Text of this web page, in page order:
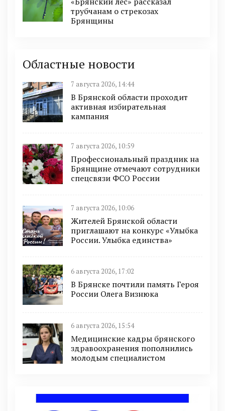
трубчанам о стрекозах
Брянщины
Областные новости
7 августа 2026, 14:44
В Брянской области проходит
активная избирательная
кампания
7 августа 2026, 10:59
Профессиональный праздник на
Брянщине отмечают сотрудники
спецсвязи ФСО России
7 августа 2026, 10:06
Жителей Брянской области
приглашают на конкурс «Улыбка
России. Улыбка единства»
6 августа 2026, 17:02
В Брянске почтили память Героя
России Олега Визнюка
6 августа 2026, 15:54
Медицинские кадры брянского
здравоохранения пополнились
молодым специалистом